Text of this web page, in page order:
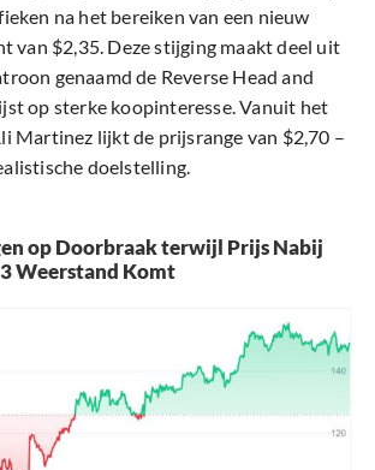
na het bereiken van een nieuw
van $2,35. Deze stijging maakt deel uit
genaamd de Reverse Head and
op sterke koopinteresse. Vanuit het
Martinez lijkt de prijsrange van $2,70 –
doelstelling.
op Doorbraak terwijl Prijs Nabij
Weerstand Komt